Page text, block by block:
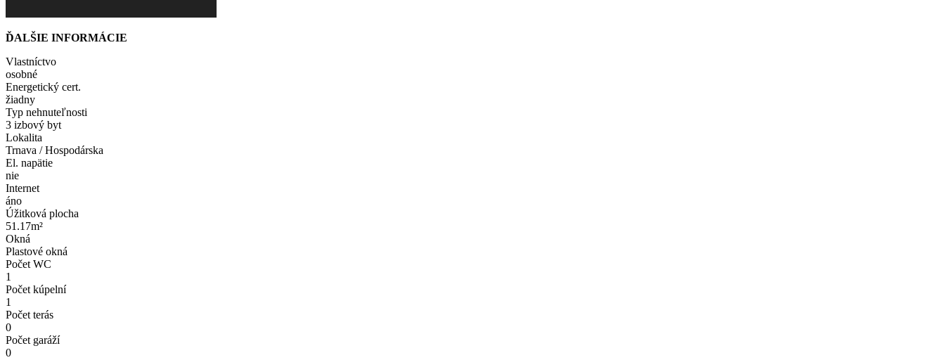
ĎALŠIE INFORMÁCIE
Vlastníctvo
osobné
Energetický cert.
žiadny
Typ nehnuteľnosti
3 izbový byt
Lokalita
Trnava / Hospodárska
El. napätie
nie
Internet
áno
Úžitková plocha
51.17m²
Okná
Plastové okná
Počet WC
1
Počet kúpelní
1
Počet terás
0
Počet garáží
0